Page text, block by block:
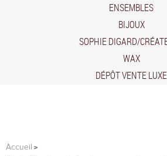
ENSEMBLES
BIJOUX
SOPHIE DIGARD/
WAX
DÉPÔT VENTE LUXE
Accueil